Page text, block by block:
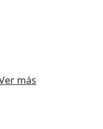
más